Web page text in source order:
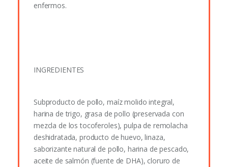
enfermos.
INGREDIENTES
Subproducto de pollo, maíz molido integral,
harina de trigo, grasa de pollo (preservada con
mezcla de los tocoferoles), pulpa de remolacha
deshidratada, producto de huevo, linaza,
saborizante natural de pollo, harina de pescado,
aceite de salmón (fuente de DHA), cloruro de